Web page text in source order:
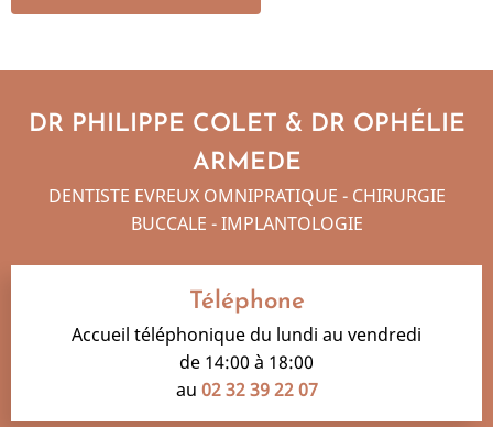
DR PHILIPPE COLET & DR OPHÉLIE
ARMEDE
DENTISTE EVREUX OMNIPRATIQUE - CHIRURGIE
BUCCALE - IMPLANTOLOGIE
Téléphone
Accueil téléphonique du lundi au vendredi
de 14:00 à 18:00
au 02 32 39 22 07